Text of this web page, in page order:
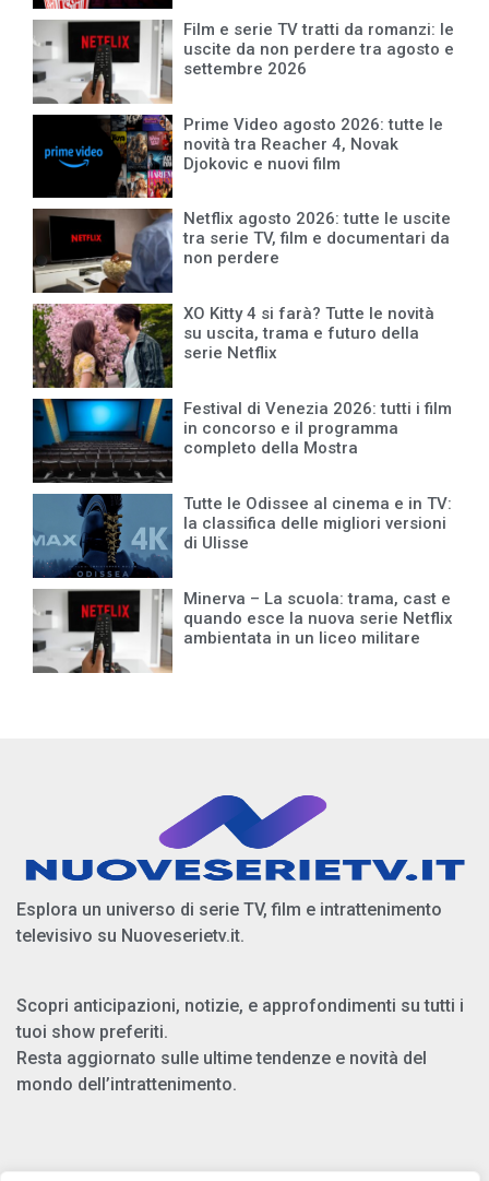
Film e serie TV tratti da romanzi: le
uscite da non perdere tra agosto e
settembre 2026
Prime Video agosto 2026: tutte le
novità tra Reacher 4, Novak
Djokovic e nuovi film
Netflix agosto 2026: tutte le uscite
tra serie TV, film e documentari da
non perdere
XO Kitty 4 si farà? Tutte le novità
su uscita, trama e futuro della
serie Netflix
Festival di Venezia 2026: tutti i film
in concorso e il programma
completo della Mostra
Tutte le Odissee al cinema e in TV:
la classifica delle migliori versioni
di Ulisse
Minerva – La scuola: trama, cast e
quando esce la nuova serie Netflix
ambientata in un liceo militare
Esplora un universo di serie TV, film e intrattenimento
televisivo su Nuoveserietv.it.
Scopri anticipazioni, notizie, e approfondimenti su tutti i
tuoi show preferiti.
Resta aggiornato sulle ultime tendenze e novità del
mondo dell’intrattenimento.